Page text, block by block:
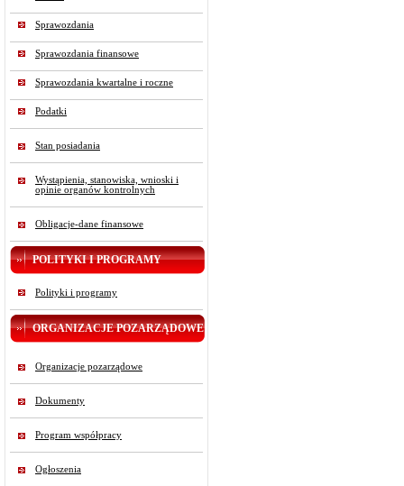
Sprawozdania
Sprawozdania finansowe
Sprawozdania kwartalne i roczne
Podatki
Stan posiadania
Wystąpienia, stanowiska, wnioski i
opinie organów kontrolnych
Obligacje-dane finansowe
POLITYKI I PROGRAMY
Polityki i programy
ORGANIZACJE POZARZĄDOWE
Organizacje pozarządowe
Dokumenty
Program współpracy
Ogłoszenia